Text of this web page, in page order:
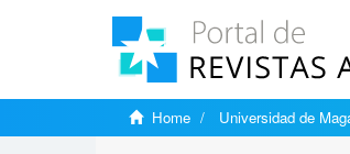
Home Universidad de